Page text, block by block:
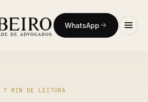
WhatsApp
7 MIN DE LEITURA